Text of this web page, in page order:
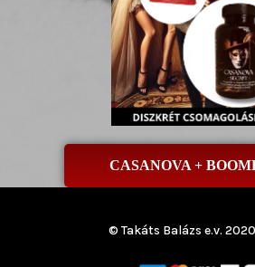
CASANOVA +
© Takáts Balázs e.v.